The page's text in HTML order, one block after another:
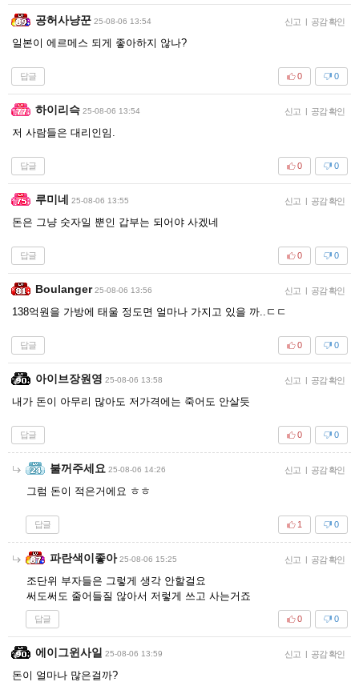
공허사냥꾼 25-08-06 13:54 신고 | 공감 확인
일본이 에르메스 되게 좋아하지 않나?
답글 0
0
하이리슥 25-08-06 13:54 신고 | 공감 확인
저 사람들은 대리인임.
답글 0
0
루미네 25-08-06 13:55 신고 | 공감 확인
돈은 그냥 숫자일 뿐인 갑부는 되어야 사겠네
답글 0
0
Boulanger 25-08-06 13:56 신고 | 공감 확인
138억원을 가방에 태울 정도면 얼마나 가지고 있을 까..ㄷㄷ
답글 0
0
아이브장원영 25-08-06 13:58 신고 | 공감 확인
내가 돈이 아무리 많아도 저가격에는 죽어도 안살듯
답글 0
0
불꺼주세요 25-08-06 14:26 신고 | 공감 확인
그럼 돈이 적은거에요 ㅎㅎ
답글 0
1
파란색이좋아 25-08-06 15:25 신고 | 공감 확인
조단위 부자들은 그렇게 생각 안할걸요
써도써도 줄어들질 않아서 저렇게 쓰고 사는거죠
답글 0
0
에이그윈사일 25-08-06 13:59 신고 | 공감 확인
돈이 얼마나 많은걸까?